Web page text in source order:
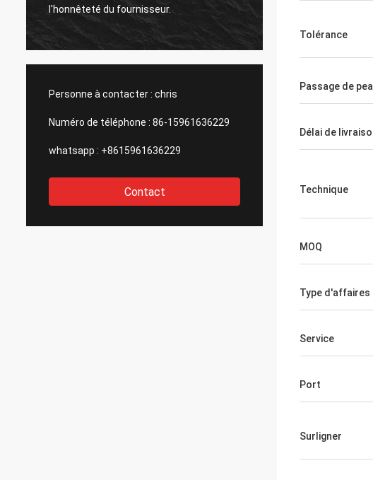
l'honnêteté du fournisseur.
même sans moi
Recommandez
Personne à contacter : chris
Numéro de téléphone : 86-15961636229
whatsapp : +8615961636229
Contact
Tolérance
Passage de
Délai de
Technique
MOQ
Type d'affaires
Service
Port
Surligner